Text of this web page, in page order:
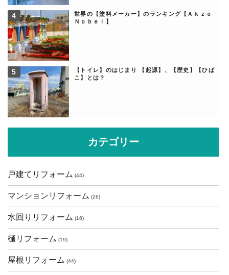
世界の【塗料メーカー】のランキング【Ａｋｚｏ
Ｎｏｂｅｌ】
【トイレ】のはじまり 【起源】、【歴史】【ひば
こ】とは？
カテゴリー
戸建てリフォーム (44)
マンションリフォーム (26)
水回りリフォーム (16)
樋リフォーム (19)
屋根リフォーム (44)